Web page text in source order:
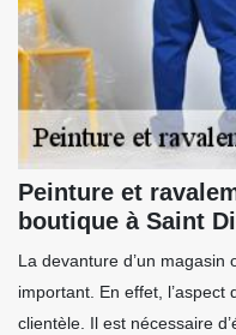
Peinture et
boutique à Saint
La devanture d’un magasin
important. En effet, l’aspect
clientèle. Il est nécessaire